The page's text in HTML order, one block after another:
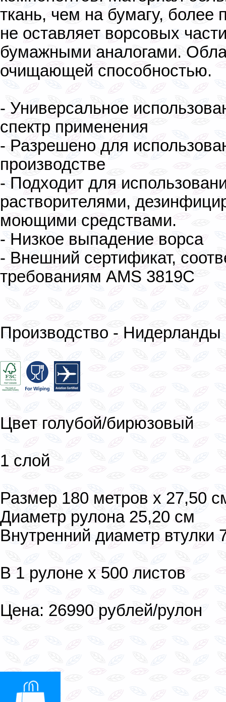
ткань, чем на бумагу, более
не оставляет ворсовых
бумажными аналогами.
очищающей способностью.
- Универсальное
спектр применения
- Разрешено для
производстве
- Подходит для
растворителями,
моющими средствами.
- Низкое выпадение ворса
- Внешний сертификат,
требованиям AMS 3819C
Производство - Нидерланды
Цвет голубой/бирюзовый
1 слой
Размер 180 метров х 27,50
Диаметр рулона 25,20 см
Внутренний диаметр втулки
В 1 рулоне х 500 листов
Цена: 26990 рублей/рулон